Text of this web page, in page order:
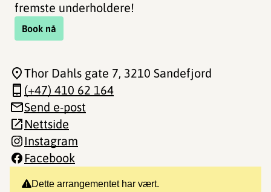
fremste underholdere!
Book nå
Dette arrangementet har vært.
Thor Dahls gate 7, 3210 Sandefjord
(+47) 410 62 164
Send e-post
Nettside
Instagram
Facebook